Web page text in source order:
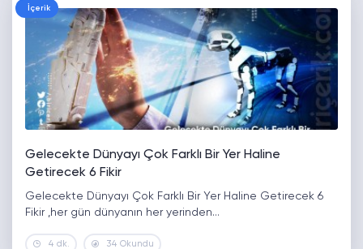
İçerik
Gelecekte Dünyayı Çok Farklı Bir Yer Haline
Getirecek 6 Fikir
Gelecekte Dünyayı Çok Farklı Bir Yer Haline Getirecek 6
Fikir ,her gün dünyanın her yerinden…
4 dk. 34 Okundu